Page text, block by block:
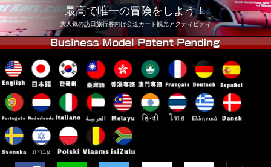
東京 浅草 大阪
沖縄
最高で唯一の冒険をしよう！
大人気の訪日旅行客向け公道カート観光アクティビティ